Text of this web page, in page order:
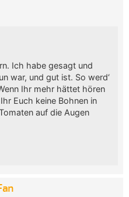
Ich habe gesagt und
war, und gut ist. So werd‘
Ihr mehr hättet hören
Euch keine Bohnen in
auf die Augen